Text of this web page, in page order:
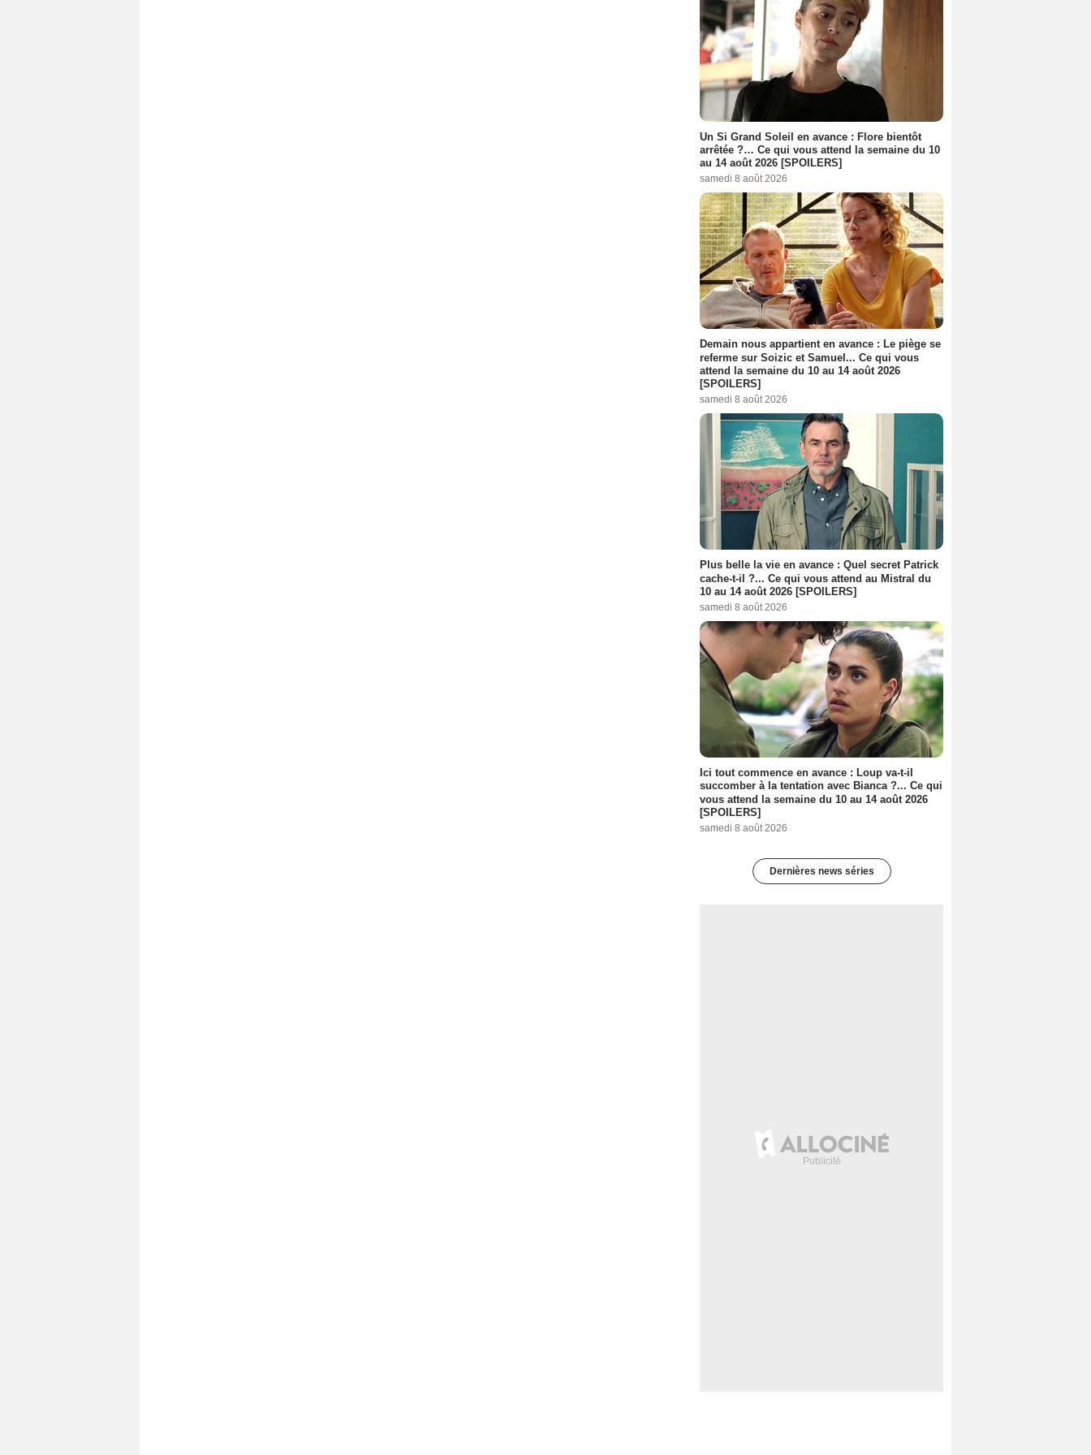
Un Si Grand Soleil en avance : Flore bientôt
arrêtée ?… Ce qui vous attend la semaine du 10
au 14 août 2026 [SPOILERS]
samedi 8 août 2026
Demain nous appartient en avance : Le piège se
referme sur Soizic et Samuel... Ce qui vous
attend la semaine du 10 au 14 août 2026
[SPOILERS]
samedi 8 août 2026
Plus belle la vie en avance : Quel secret Patrick
cache-t-il ?... Ce qui vous attend au Mistral du
10 au 14 août 2026 [SPOILERS]
samedi 8 août 2026
Ici tout commence en avance : Loup va-t-il
succomber à la tentation avec Bianca ?... Ce qui
vous attend la semaine du 10 au 14 août 2026
[SPOILERS]
samedi 8 août 2026
Dernières news séries